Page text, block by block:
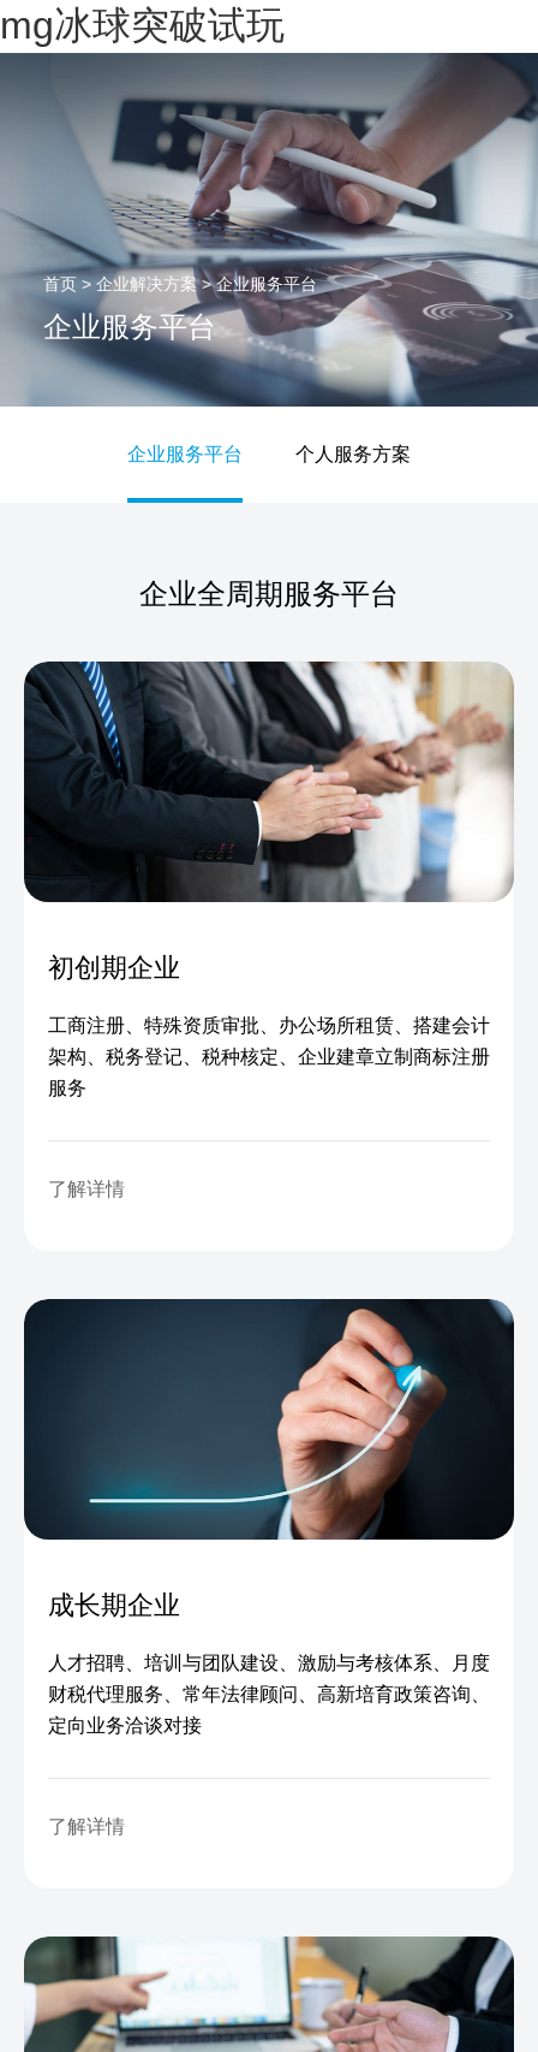
mg冰球突破试玩
首页> 企业解决方案>企业服务平台
企业服务平台
企业服务平台 个人服务方案
企业全周期服务平台
初创期企业
工商注册、特殊资质审批、办公场所租赁、搭建会计
架构、税务登记、税种核定、企业建章立制商标注册
服务
了解详情
成长期企业
人才招聘、培训与团队建设、激励与考核体系、月度
财税代理服务、常年法律顾问、高新培育政策咨询、
定向业务洽谈对接
了解详情